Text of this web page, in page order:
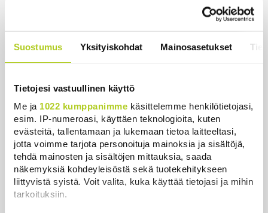
Suostumus Yksityiskohdat Mainosasetukset
Tietojesi vastuullinen käyttö
Me ja 1022 kumppanimme käsittelemme henkilötietojasi,
esim. IP-numeroasi, käyttäen teknologioita, kuten
evästeitä, tallentamaan ja lukemaan tietoa laitteeltasi,
jotta voimme tarjota personoituja mainoksia ja sisältöjä,
tehdä mainosten ja sisältöjen mittauksia, saada
näkemyksiä kohdeyleisöstä sekä tuotekehitykseen
liittyvistä syistä. Voit valita, kuka käyttää tietojasi ja mihin
tarkoituksiin.
poliisi vetoaa kansalaisten turvallisuuteen
Uutiset | 7.8.2026 15:51
Ruokavirasto muuttaa rajoituksia afrikkalaisen
sikaruton tartuntavyöhykkeellä
Uutiset | 7.8.2026 14:57
Somejättejä vaaditaan vastuuseen riippuvuuden
aiheuttamisesta
Uutiset | 7.8.2026 14:30